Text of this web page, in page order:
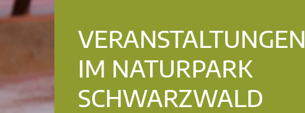
VERANSTALTUNGEN
IM NATURPARK
SCHWARZWALD